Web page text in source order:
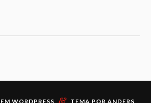
WORDPRESS TEMA POR ANDERS